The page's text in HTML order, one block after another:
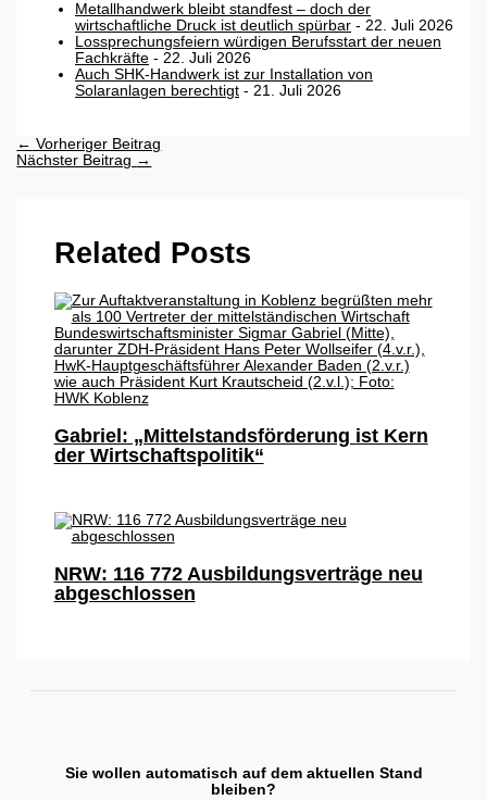
Metallhandwerk bleibt standfest – doch der
wirtschaftliche Druck ist deutlich spürbar - 22. Juli 2026
Lossprechungsfeiern würdigen Berufsstart der neuen
Fachkräfte - 22. Juli 2026
Auch SHK-Handwerk ist zur Installation von
Solaranlagen berechtigt - 21. Juli 2026
← Vorheriger Beitrag
Nächster Beitrag →
Related Posts
Gabriel: „Mittelstandsförderung ist Kern
der Wirtschaftspolitik“
NRW: 116 772 Ausbildungsverträge neu
abgeschlossen
Sie wollen automatisch auf dem aktuellen Stand
bleiben?